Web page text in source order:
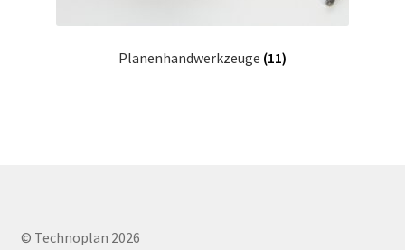
Planenhandwerkzeuge (11)
© Technoplan 2026